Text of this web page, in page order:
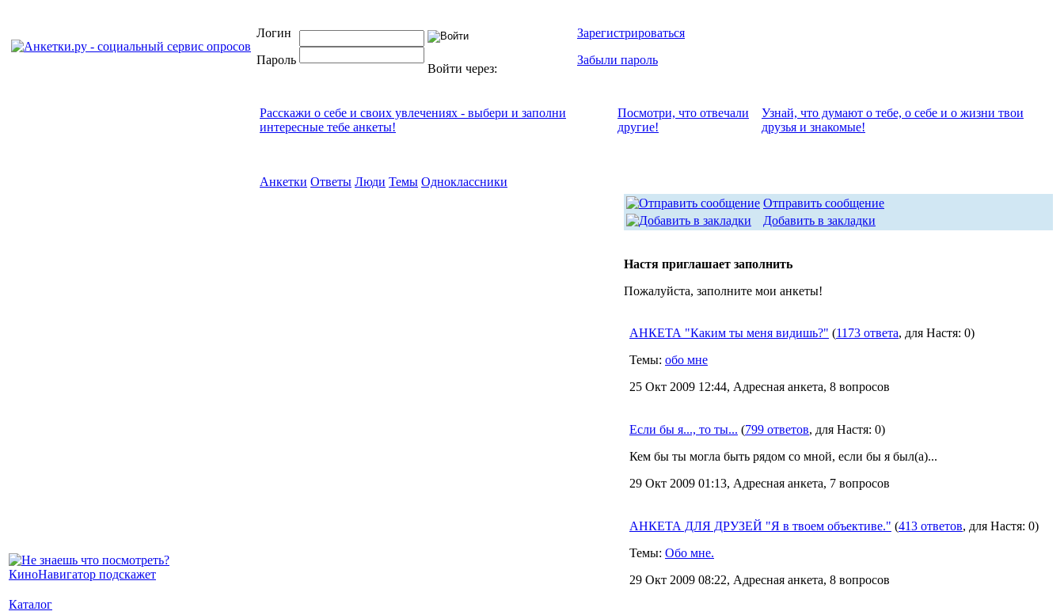
Логин
Пароль
Войти через:
Зарегистрироваться
Забыли пароль
Каталог
Расскажи о себе и своих увлечениях - выбери и заполни
интересные тебе анкеты!
Посмотри, что отвeчали
другие!
Узнай, что думают о тебе, о себе и о жизни твои
друзья и знакомые!
Анкетки Ответы Люди Темы Одноклассники
Отправить сообщение
Добавить в закладки
Настя приглашает заполнить
Пожалуйста, заполните мои анкеты!
АНКЕТА "Каким ты меня видишь?" (1173 ответа, для Настя: 0)
Темы: обо мне
25 Окт 2009 12:44, Адресная анкета, 8 вопросов
Если бы я..., то ты... (799 ответов, для Настя: 0)
Кем бы ты могла быть рядом со мной, если бы я был(а)...
29 Окт 2009 01:13, Адресная анкета, 7 вопросов
АНКЕТА ДЛЯ ДРУЗЕЙ "Я в твоем объективе." (413 ответов, для Настя: 0)
Темы: Обо мне.
29 Окт 2009 08:22, Адресная анкета, 8 вопросов